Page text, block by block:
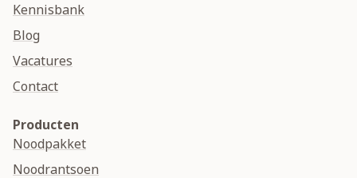
Kennisbank
Blog
Vacatures
Contact
Producten
Noodpakket
Noodrantsoen